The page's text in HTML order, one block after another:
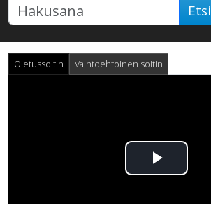
Etsi
Oletussoitin Vaihtoehtoinen soitin
Toista